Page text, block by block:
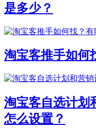
是多少？
淘宝客推手如何
淘宝客自选计划
怎么设置？